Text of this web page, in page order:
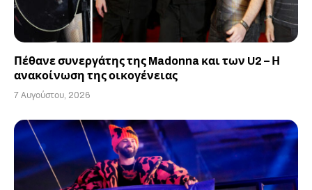
Πέθανε συνεργάτης της Madonna και των U2 – Η
ανακοίνωση της οικογένειας
7 Αυγούστου, 2026